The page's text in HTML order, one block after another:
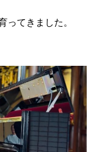
ってきました。